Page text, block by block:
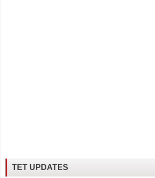
TET UPDATES